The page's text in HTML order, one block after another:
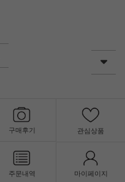
구매후기 관심상품
주문내역 마이페이지